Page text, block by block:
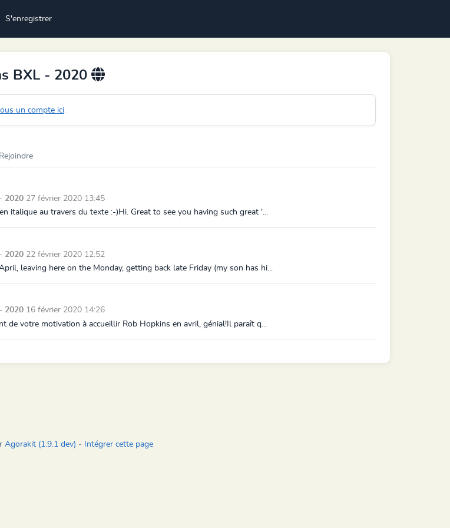
S'enregistrer
BXL - 2020
un compte ici.
Rejoindre
2020 27 février 2020 13:45
italique au travers du texte :-)Hi. Great to see you having such great '...
2020 22 février 2020 12:52
leaving here on the Monday, getting back late Friday (my son has hi...
2020 16 février 2020 14:26
de votre motivation à accueillir Rob Hopkins en avril, génial!Il paraît q...
Agorakit (1.9.1 dev) - Intégrer cette page